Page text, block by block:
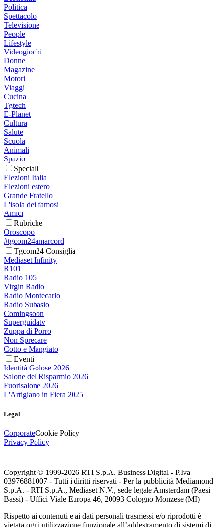
Politica
Spettacolo
Televisione
People
Lifestyle
Videogiochi
Donne
Magazine
Motori
Viaggi
Cucina
Tgtech
E-Planet
Cultura
Salute
Scuola
Animali
Spazio
Speciali
Elezioni Italia
Elezioni estero
Grande Fratello
L'isola dei famosi
Amici
Rubriche
Oroscopo
#tgcom24amarcord
Tgcom24 Consiglia
Mediaset Infinity
R101
Radio 105
Virgin Radio
Radio Montecarlo
Radio Subasio
Comingsoon
Superguidatv
Zuppa di Porro
Non Sprecare
Cotto e Mangiato
Eventi
Identità Golose 2026
Salone del Risparmio 2026
Fuorisalone 2026
L'Artigiano in Fiera 2025
Legal
CorporateCookie Policy
Privacy Policy
Copyright © 1999-2026 RTI S.p.A. Business Digital - P.Iva
03976881007 - Tutti i diritti riservati - Per la pubblicità Mediamond
S.p.A. - RTI S.p.A., Mediaset N.V., sede legale Amsterdam (Paesi
Bassi) - Uffici Viale Europa 46, 20093 Cologno Monzese (MI)
Rispetto ai contenuti e ai dati personali trasmessi e/o riprodotti è
vietata ogni utilizzazione funzionale all’addestramento di sistemi di